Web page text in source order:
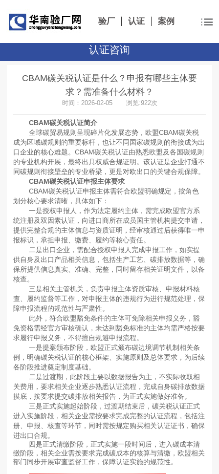
验厂 认证 案例
认证咨询
CBAM碳关税认证是什么？申报有哪些主体要
求？需准备什么材料？
时间：2026-02-05 浏览:922次
CBAM碳关税认证简介
全球碳贸易规则呈现碎片化发展态势，欧盟CBAM碳关税
成为区域碳规则的重要标杆，也让不同国家碳规则的衔接成为出
口企业的核心难题。CBAM碳关税认证由熟悉欧盟及各国碳规则
的专业机构开展，最终出具权威合规证明。该认证是企业打通不
同碳规则衔接壁垒的专业桥梁，更是对欧出口的关键合规保障。
CBAM碳关税认证申报主体要求
CBAM碳关税认证申报主体需符合欧盟明确规定，按角色
划分核心要求清晰，具体如下：
一是授权申报人，作为法定履约主体，需完成欧盟官方系
统注册及双因素认证，向进口商所在成员国主管机构提交申请，
提供完整合规的主体信息与资质证明，经审核通过后获得唯一申
报标识，承担申报、缴费、履约等核心责任。
二是出口企业，需配合授权申报人完成申报工作，如实提
供自身及出口产品相关信息，包括生产工艺、碳排放数据等，确
保所提供信息真实、准确、完整，同时留存相关证明文件，以备
核查。
三是相关主管机关，负责申报主体资质审核、申报材料核
查、履约监督等工作，对申报主体的违规行为进行规范处理，保
障申报流程的规范性与严肃性。
此外，符合欧盟豁免条件的主体可免除相关申报义务，豁
免资格需经官方审核确认，未达到豁免标准的主体均需严格按要
求履行申报义务，不得擅自规避申报流程。
一是提案颁布阶段，欧盟正式颁布碳边境调节机制相关条
例，明确碳关税认证的核心框架、实施原则及总体要求，为后续
各阶段推进奠定制度基础。
二是过渡期，此阶段主要以数据报告为主，不实际收取相
关费用，要求相关企业逐步熟悉认证流程，完成自身碳排放数据
摸底，按要求提交碳排放相关报告，为正式实施做好准备。
三是正式实施起始阶段，过渡期结束后，碳关税认证正式
进入实施阶段，相关企业需按要求完成完整的认证流程，包括注
册、申报、核查等环节，同时需按规定购买相关认证证书，确保
进出口合规。
四是正式清缴阶段，正式实施一段时间后，进入碳成本清
缴阶段，相关企业需按要求完成碳成本的核算与清缴，欧盟相关
部门同步开展审查监督工作，保障认证实施的规范性。